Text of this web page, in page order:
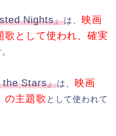
Nights」は、 映画
歌として使われ、確実
the Stars」は、 映画
の主題歌 として使われて